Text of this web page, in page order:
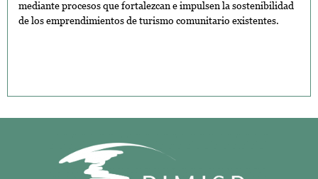
mediante procesos que fortalezcan e impulsen la sostenibilidad
de los emprendimientos de turismo comunitario existentes.